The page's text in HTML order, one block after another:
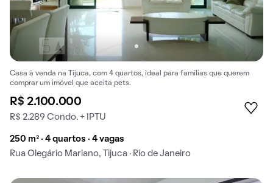
Casa à venda na Tijuca, com 4 quartos, ideal para famílias que querem
comprar um imóvel que aceita pets.
R$ 2.100.000
R$ 2.289 Condo. + IPTU
250 m² · 4 quartos · 4 vagas
Rua Olegário Mariano, Tijuca · Rio de Janeiro